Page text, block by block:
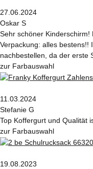
27.06.2024
Oskar S
Sehr schöner
Verpackung: alles bestens!!
nachbestellen, da der erste
zur Farbauswahl
11.03.2024
Stefanie G
Top Koffergurt und Qualität
zur Farbauswahl
19.08.2023